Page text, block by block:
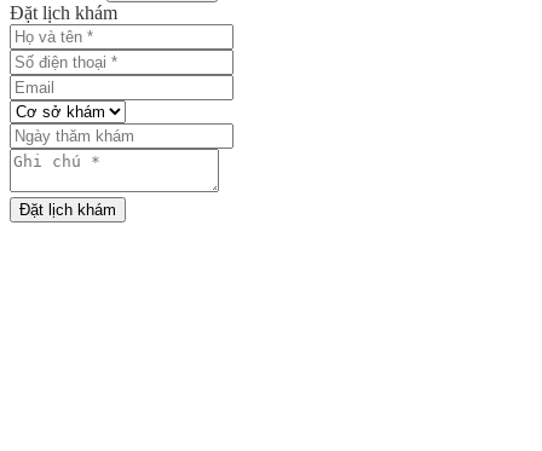
Đặt lịch khám
Đặt lịch khám